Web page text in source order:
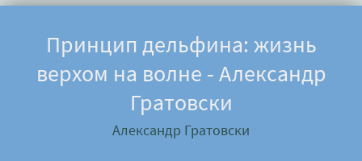
Принцип дельфина: жизнь
верхом на волне - Александр
Гратовски
Александр Гратовски